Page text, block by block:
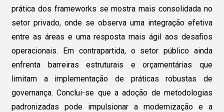
prática dos frameworks se mostra mais consolidada no
setor privado, onde se observa uma integração efetiva
entre as áreas e uma resposta mais ágil aos desafios
operacionais. Em contrapartida, o setor público ainda
enfrenta barreiras estruturais e orçamentárias que
limitam a implementação de práticas robustas de
governança. Conclui-se que a adoção de metodologias
padronizadas pode impulsionar a modernização e a